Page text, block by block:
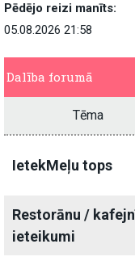
Pēdējo reizi manīts:
05.08.2026 21:58
Dalība forumā
Tēma
IetekMeļu tops
Restorānu /
ieteikumi